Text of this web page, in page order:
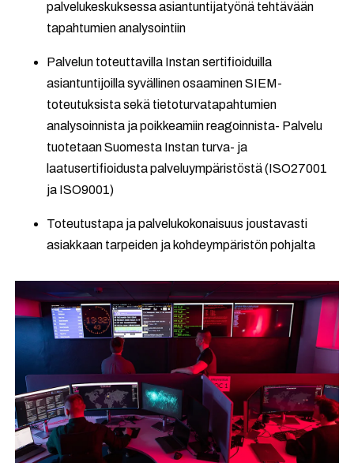
palvelukeskuksessa asiantuntijatyönä tehtävään
tapahtumien analysointiin
Palvelun toteuttavilla Instan sertifioiduilla
asiantuntijoilla syvällinen osaaminen SIEM-
toteutuksista sekä tietoturvatapahtumien
analysoinnista ja poikkeamiin reagoinnista- Palvelu
tuotetaan Suomesta Instan turva- ja
laatusertifioidusta palveluympäristöstä (ISO27001
ja ISO9001)
Toteutustapa ja palvelukokonaisuus joustavasti
asiakkaan tarpeiden ja kohdeympäristön pohjalta